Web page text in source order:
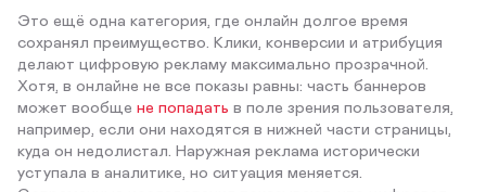
Это ещё одна категория, где онлайн долгое время
сохранял преимущество. Клики, конверсии и атрибуция
делают цифровую рекламу максимально прозрачной.
Хотя, в онлайне не все показы равны: часть баннеров
может вообще не попадать в поле зрения пользователя,
например, если они находятся в нижней части страницы,
куда он недолистал. Наружная реклама исторически
уступала в аналитике, но ситуация меняется.